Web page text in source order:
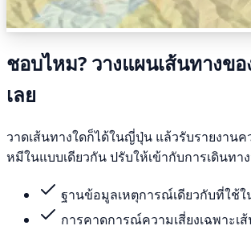
ชอบไหม? วางแผนเส้นทางข
เลย
วาดเส้นทางใดก็ได้ในญี่ปุ่น แล้วรับรายงาน
หมีในแบบเดียวกัน ปรับให้เข้ากับการเดินทา
ฐานข้อมูลเหตุการณ์เดียวกับที่ใช้ใ
การคาดการณ์ความเสี่ยงเฉพาะเ